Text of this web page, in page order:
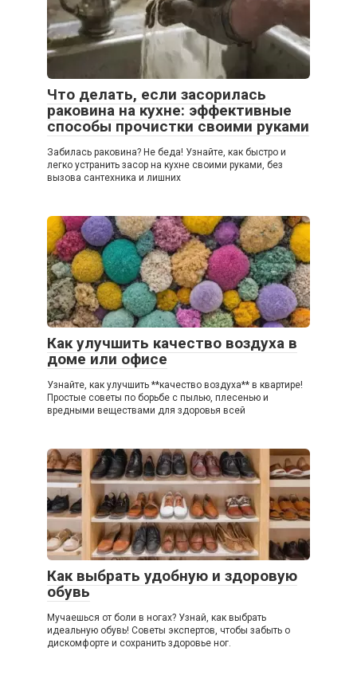
Что делать, если засорилась
раковина на кухне: эффективные
способы прочистки своими руками
Забилась раковина? Не беда! Узнайте, как быстро и
легко устранить засор на кухне своими руками, без
вызова сантехника и лишних
Как улучшить качество воздуха в
доме или офисе
Узнайте, как улучшить **качество воздуха** в квартире!
Простые советы по борьбе с пылью, плесенью и
вредными веществами для здоровья всей
Как выбрать удобную и здоровую
обувь
Мучаешься от боли в ногах? Узнай, как выбрать
идеальную обувь! Советы экспертов, чтобы забыть о
дискомфорте и сохранить здоровье ног.